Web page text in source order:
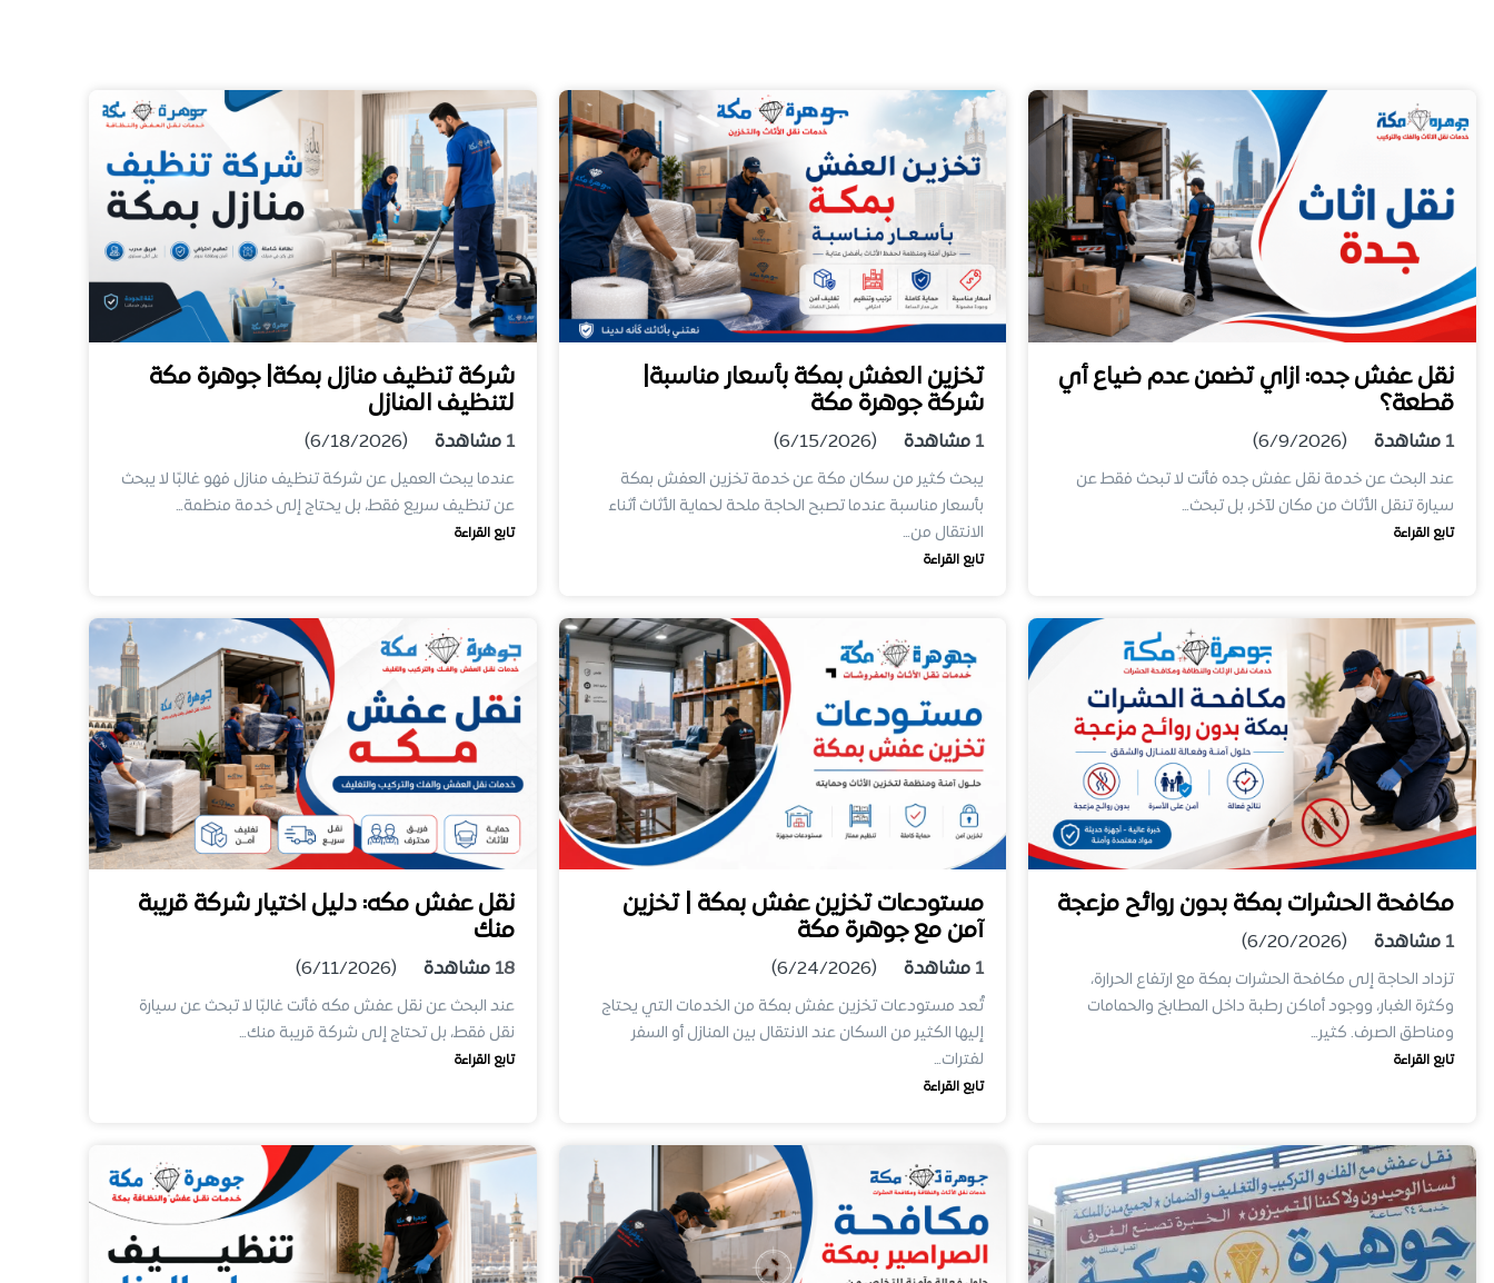
نقل عفش جده: ازاي تضمن عدم ضياع أي
قطعة؟
1 مشاهدة (6/9/2026)
عند البحث عن خدمة نقل عفش جده فأنت لا تبحث فقط عن
سيارة تنقل الأثاث من مكان لآخر، بل تبحث…
تابع القراءة
تخزين العفش بمكة بأسعار مناسبة|
شركة جوهرة مكة
1 مشاهدة (6/15/2026)
يبحث كثير من سكان مكة عن خدمة تخزين العفش بمكة
بأسعار مناسبة عندما تصبح الحاجة ملحة لحماية الأثاث أثناء
الانتقال من…
تابع القراءة
شركة تنظيف منازل بمكة| جوهرة مكة
لتنظيف المنازل
1 مشاهدة (6/18/2026)
عندما يبحث العميل عن شركة تنظيف منازل فهو غالبًا لا يبحث
عن تنظيف سريع فقط، بل يحتاج إلى خدمة منظمة…
تابع القراءة
مكافحة الحشرات بمكة بدون روائح مزعجة
1 مشاهدة (6/20/2026)
تزداد الحاجة إلى مكافحة الحشرات بمكة مع ارتفاع الحرارة،
وكثرة الغبار، ووجود أماكن رطبة داخل المطابخ والحمامات
ومناطق الصرف. كثير…
تابع القراءة
مستودعات تخزين عفش بمكة | تخزين
آمن مع جوهرة مكة
1 مشاهدة (6/24/2026)
تُعد مستودعات تخزين عفش بمكة من الخدمات التي يحتاج
إليها الكثير من السكان عند الانتقال بين المنازل أو السفر
لفترات…
تابع القراءة
نقل عفش مكه: دليل اختيار شركة قريبة
منك
18 مشاهدة (6/11/2026)
عند البحث عن نقل عفش مكه فأنت غالبًا لا تبحث عن سيارة
نقل فقط، بل تحتاج إلى شركة قريبة منك…
تابع القراءة